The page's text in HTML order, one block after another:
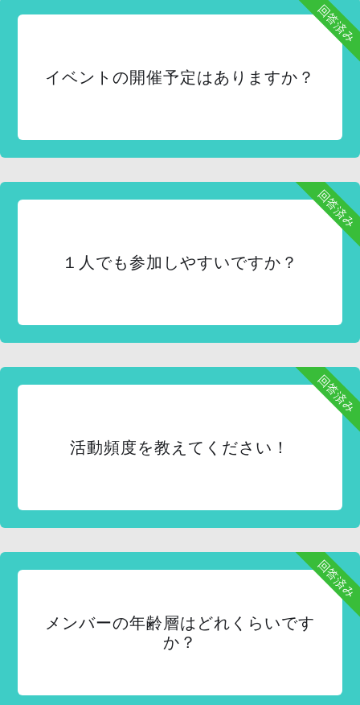
回答済み
イベントの開催予定はありますか？
回答済み
１人でも参加しやすいですか？
回答済み
活動頻度を教えてください！
回答済み
メンバーの年齢層はどれくらいです
か？